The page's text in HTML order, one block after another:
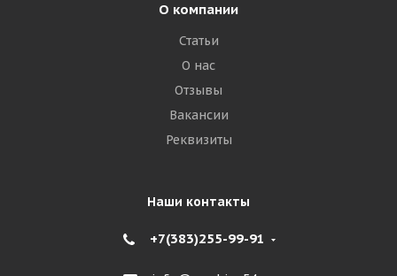
О компании
Статьи
О нас
Отзывы
Вакансии
Реквизиты
Наши контакты
+7(383)255-99-91